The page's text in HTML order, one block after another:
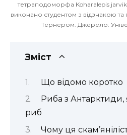
тетраподоморфа Koharalepis
виконано студентом з відзнакою
Тернером. Джерело:
Зміст
Що відомо коротко
Риба з
риб
Чому ця